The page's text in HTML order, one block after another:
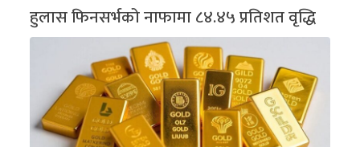
हुलास फिनसर्भको नाफामा ८४.४५ प्रतिशत वृद्धि